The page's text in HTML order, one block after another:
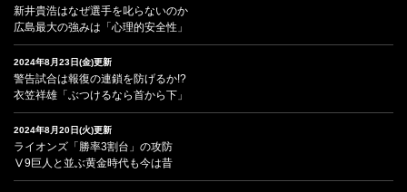
新井貴浩はなぜ選手を叱らないのか
広島最大の強みは「心理的安全性」
2024年8月23日(金)更新
警告試合は報復の連鎖を防げるか!?
衣笠祥雄「ぶつけるなら首から下」
2024年8月20日(火)更新
ライオンズ「勝率3割台」の攻防
Ⅴ9巨人と並ぶ黄金時代も今は昔